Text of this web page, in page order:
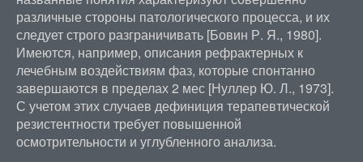
различные стороны патологического процесса, и их
следует строго разграничивать [Бовин Р. Я., 1980].
Имеются, например, описания рефрактерных к
лечебным воздействиям фаз, которые спонтанно
завершаются в пределах 2 мес [Нуллер Ю. Л., 1973].
С учетом этих случаев дефиниция терапевтической
резистентности требует повышенной
осмотрительности и углубленного анализа.